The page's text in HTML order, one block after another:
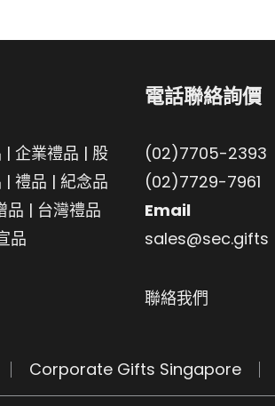
| 企業禮品 | 股
| 禮品 | 紀念品
品 | 台灣禮品
品
電話聯絡詢價
(02)7705-2393
(02)7729-7961
Email
sales@sec.gifts
聯絡我們
Corporate Gifts Singapore